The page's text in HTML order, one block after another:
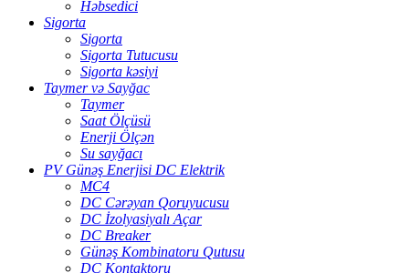
Həbsedici
Sigorta
Sigorta
Sigorta Tutucusu
Sigorta kəsiyi
Taymer və Sayğac
Taymer
Saat Ölçüsü
Enerji Ölçən
Su sayğacı
PV Günəş Enerjisi DC Elektrik
MC4
DC Cərəyan Qoruyucusu
DC İzolyasiyalı Açar
DC Breaker
Günəş Kombinatoru Qutusu
DC Kontaktoru